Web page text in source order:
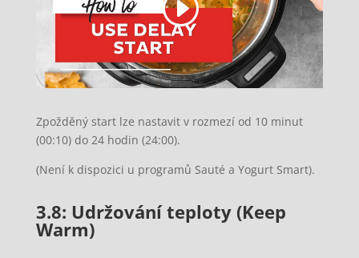
Zpožděný start lze nastavit v rozmezí od 10 minut
(00:10) do 24 hodin (24:00).
(Není k dispozici u programů Sauté a Yogurt Smart).
3.8: Udržování teploty (Keep
Warm)